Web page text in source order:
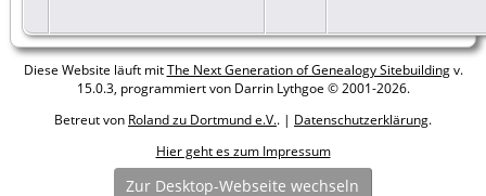
Diese Website läuft mitThe Next Generation of Genealogy Sitebuildingv.
15.0.3, programmiert von Darrin Lythgoe © 2001-2026.
Betreut von Roland zu Dortmund e.V.. | Datenschutzerklärung.
Hier geht es zum Impressum
Zur Desktop-Webseite wechseln